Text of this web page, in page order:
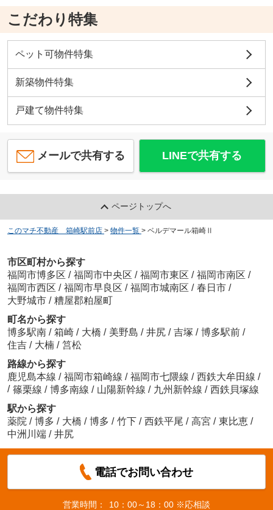
こだわり特集
ペット可物件特集
新築物件特集
戸建て物件特集
メールで共有する LINEで共有する
ページトップへ
このマチ不動産 箱崎駅前店 > 物件一覧 > ベルデマール箱崎Ⅱ
市区町村から探す
福岡市博多区 / 福岡市中央区 / 福岡市東区 / 福岡市南区 /
福岡市西区 / 福岡市早良区 / 福岡市城南区 / 春日市 /
大野城市 / 糟屋郡粕屋町
町名から探す
博多駅南 / 箱崎 / 大橋 / 美野島 / 井尻 / 吉塚 / 博多駅前 /
住吉 / 大楠 / 筥松
路線から探す
鹿児島本線 / 福岡市箱崎線 / 福岡市七隈線 / 西鉄大牟田線 /
/ 篠栗線 / 博多南線 / 山陽新幹線 / 九州新幹線 / 西鉄貝塚線
駅から探す
薬院 / 博多 / 大橋 / 博多 / 竹下 / 西鉄平尾 / 高宮 / 東比恵 /
中洲川端 / 井尻
電話でお問い合わせ
営業時間：
10：00～18：00 ※応相談